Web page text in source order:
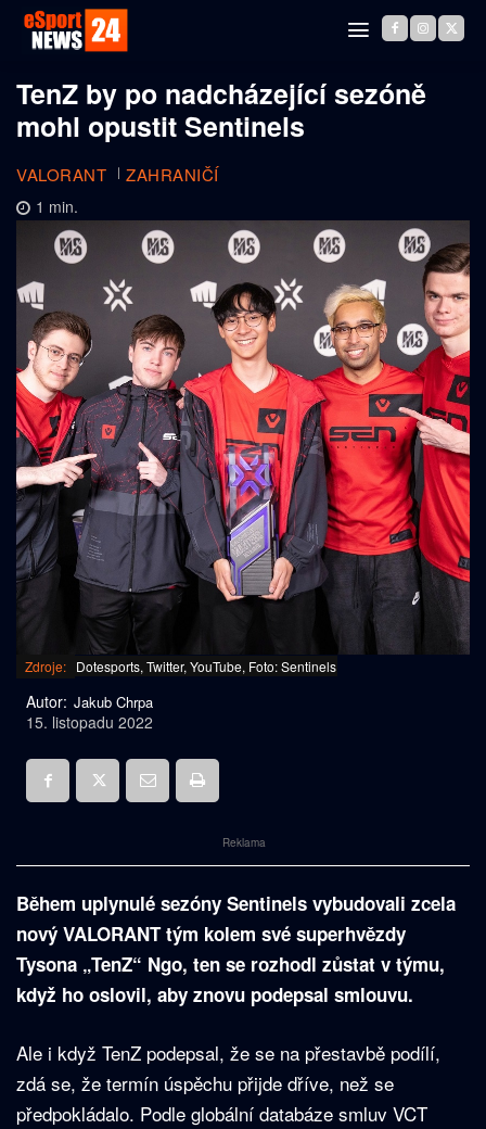
TenZ by po nadcházející sezóně
mohl opustit Sentinels
VALORANT ZAHRANIČÍ
1 min.
Zdroje: Dotesports, Twitter, YouTube, Foto: Sentinels
Autor: Jakub Chrpa
15. listopadu 2022
Reklama
Během uplynulé sezóny Sentinels vybudovali zcela
nový VALORANT tým kolem své superhvězdy
Tysona „TenZ“ Ngo, ten se rozhodl zůstat v týmu,
když ho oslovil, aby znovu podepsal smlouvu.
Ale i když TenZ podepsal, že se na přestavbě podílí,
zdá se, že termín úspěchu přijde dříve, než se
předpokládalo. Podle globální databáze smluv VCT